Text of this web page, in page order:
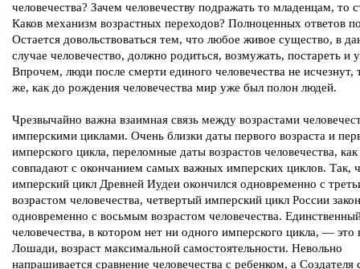
человечества? Зачем человечеству подражать то младенцам, то
Каков механизм возрастных переходов? Полноценных ответов
Остается довольствоваться тем, что любое живое существо, в
случае человечество, должно родиться, возмужать, постареть и
Впрочем, люди после смерти единого человечества не исчезнут,
же, как до рождения человечества мир уже был полон людей.
Чрезвычайно важна взаимная связь между возрастами
имперскими циклами. Очень близки даты первого возраста и
имперского цикла, переломные даты возрастов человечества,
совпадают с окончанием самых важных имперских циклов. Так,
имперский цикл Древней Иудеи окончился одновременно с
возрастом человечества, четвертый имперский цикл России
одновременно с восьмым возрастом человечества.
человечества, в котором нет ни одного имперского цикла, — это
Лошади, возраст максимальной самостоятельности. Невольно
напрашивается сравнение человечества с ребенком, а Создателя